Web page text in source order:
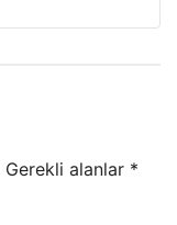
Gerekli alanlar *